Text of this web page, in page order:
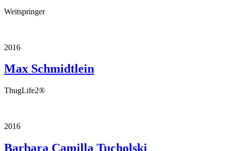
Weitspringer
2016
Max Schmidtlein
ThugLife2®
2016
Barbara Camilla Tucholski